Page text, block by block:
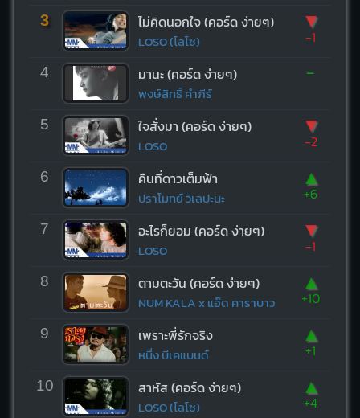
3 ไม่คิดนอกใจ (คอร์ด ง่ายๆ)
LOSO (โลโซ)
▼
-1
4 มานะ (คอร์ด ง่ายๆ)
พงษ์สิทธิ์ คำภีร์
-
5 ใจสั่งมา (คอร์ด ง่ายๆ)
LOSO
▼
-2
6 คืนที่ดาวเต็มฟ้า
ปราโมทย์ วิเลปะนะ
▲
+6
7 อะไรก็ยอม (คอร์ด ง่ายๆ)
LOSO
▼
-1
8 ตามตะวัน (คอร์ด ง่ายๆ)
NUM KALA x แอ๊ด คาราบาว
▲
+10
9 เพราะพี่รักจริง
หนึ่ง บีเคแบนด์
▲
+1
10 สาหัส (คอร์ด ง่ายๆ)
LOSO (โลโซ)
▲
+4